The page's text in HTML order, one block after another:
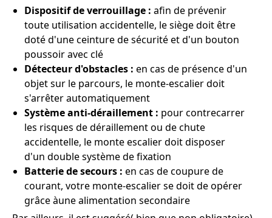
Dispositif de verrouillage : afin de prévenir
toute utilisation accidentelle, le siège doit être
doté d'une ceinture de sécurité et d'un bouton
poussoir avec clé
Détecteur d'obstacles : en cas de présence d'un
objet sur le parcours, le monte-escalier doit
s'arrêter automatiquement
Système anti-déraillement : pour contrecarrer
les risques de déraillement ou de chute
accidentelle, le monte escalier doit disposer
d'un double système de fixation
Batterie de secours : en cas de coupure de
courant, votre monte-escalier se doit de opérer
grâce àune alimentation secondaire